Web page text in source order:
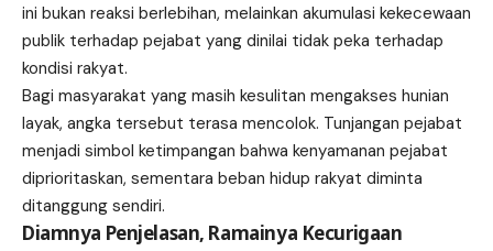
ini bukan reaksi berlebihan, melainkan akumulasi kekecewaan
publik terhadap pejabat yang dinilai tidak peka terhadap
kondisi rakyat.
Bagi masyarakat yang masih kesulitan mengakses hunian
layak, angka tersebut terasa mencolok. Tunjangan pejabat
menjadi simbol ketimpangan bahwa kenyamanan pejabat
diprioritaskan, sementara beban hidup rakyat diminta
ditanggung sendiri.
Diamnya Penjelasan, Ramainya Kecurigaan